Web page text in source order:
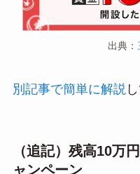
出典：
別記事で簡単に解説
（追記）残高10万
ャンペーン